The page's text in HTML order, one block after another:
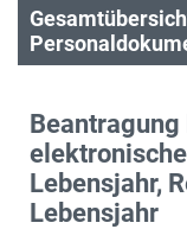
Lebensjahr,
Lebensjahr